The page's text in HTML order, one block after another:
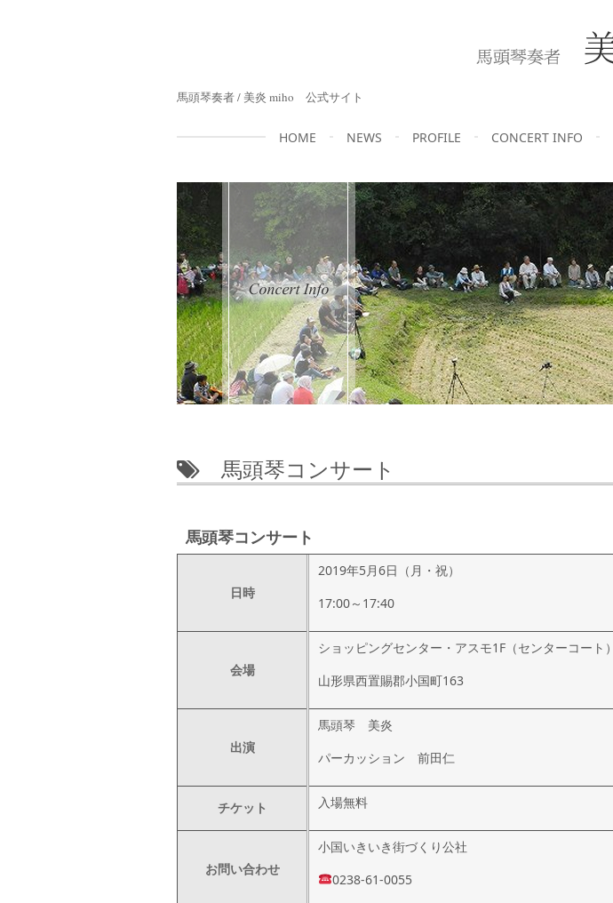
馬頭琴奏者 / 美炎 miho 公式サイト
HOME NEWS PROFILE CONCERT INFO
馬頭琴コンサート
馬頭琴コンサート
日時
2019年5月6日（月・祝）
17:00～17:40
会場
ショッピングセンター・アスモ1F（センターコート）
山形県西置賜郡小国町163
出演
馬頭琴 美炎
パーカッション 前田仁
チケット 入場無料
お問い合わせ
小国いきいき街づくり公社
0238-61-0055